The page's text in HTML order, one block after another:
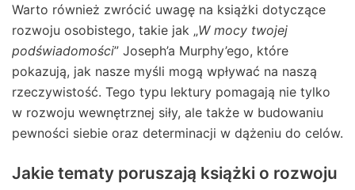
Warto również zwrócić uwagę na książki dotyczące
rozwoju osobistego, takie jak „W mocy twojej
podświadomości” Joseph’a Murphy’ego, które
pokazują, jak nasze myśli mogą wpływać na naszą
rzeczywistość. Tego typu lektury pomagają nie tylko
w rozwoju wewnętrznej siły, ale także w budowaniu
pewności siebie oraz determinacji w dążeniu do celów.
Jakie tematy poruszają książki o rozwoju